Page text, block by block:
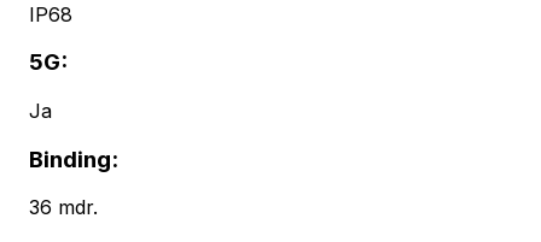
IP68
5G:
Ja
Binding:
36 mdr.